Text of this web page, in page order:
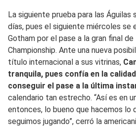
La siguiente prueba para las Águilas
días, pues el siguiente miércoles se
Gotham por el pase a la gran final
Championship. Ante una nueva
título internacional a sus vitrinas,
tranquila, pues confía en la
conseguir el pase a la última
calendario tan estrecho. “Así es en
entonces, lo bueno que hacemos lo
seguimos jugando”, cerró la